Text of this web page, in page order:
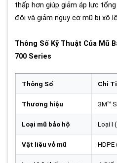
thấp hơn giúp giảm áp lực
đội và giảm nguy cơ mũ bị xô
Thông Số Kỹ Thuật Của Mũ
700 Series
Thông Số Chi
Thương hiệu 3M™
Loại mũ bảo hộ Loại I
Vật liệu vỏ mũ